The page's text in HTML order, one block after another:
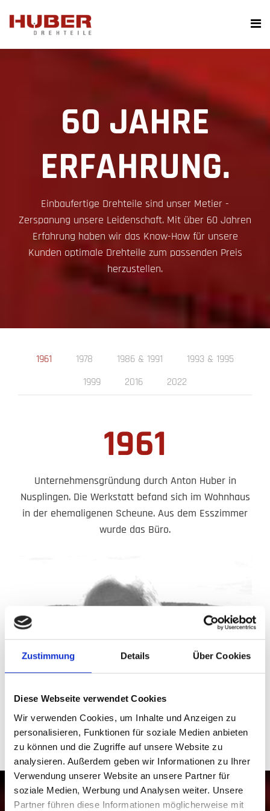
Zustimmung Details Über Cookies
Diese Webseite verwendet Cookies
Wir verwenden Cookies, um Inhalte und Anzeigen zu
personalisieren, Funktionen für soziale Medien anbieten
zu können und die Zugriffe auf unsere Website zu
analysieren. Außerdem geben wir Informationen zu Ihrer
Verwendung unserer Website an unsere Partner für
soziale Medien, Werbung und Analysen weiter. Unsere
Partner führen diese Informationen möglicherweise mit
60 JAHRE
ERFAHRUNG.
Einbaufertige Drehteile sind unser Metier -
Zerspanung unsere Leidenschaft. Mit über 60 Jahren
Erfahrung haben wir das Know-How für unsere
Kunden optimale Drehteile zum passenden Preis
herzustellen.
1961 1978 1986 & 1991
1993 & 1995
1999
2016 2022
1961
Unternehmensgründung durch Anton Huber in
Nusplingen. Die Werkstatt befand sich im Wohnhaus
in der ehemaligenen Scheune. Aus dem Esszimmer
wurde das Büro.